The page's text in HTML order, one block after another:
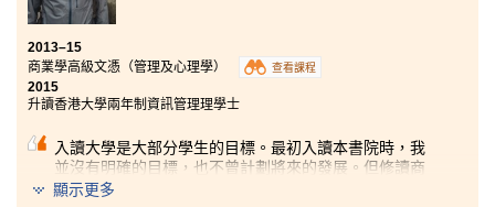
的安全性。我現在於醫療公司任職系統分析員，負責設
計及研發自動化配藥系統。由於就讀高級文憑和大學課
程時，學習到不少醫藥知識，現在每當收到客戶有關藥
物產品的查詢時，均能逐一解答。
2013–15
商業學高級文憑（管理及心理學）
查看課程
2015
升讀香港大學兩年制資訊管理理學士
入讀大學是大部分學生的目標。最初入讀本書院時，我
並沒有明確的目標，也不曾計劃將來的發展。但修讀商
業學高級文憑（管理及心理學）課程後，改變了我。課
顯示更多